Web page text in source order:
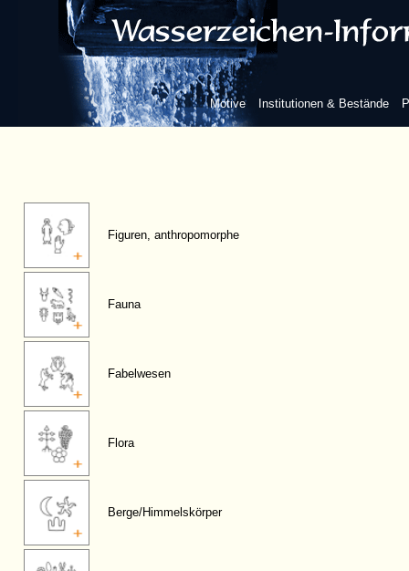
Motive Institutionen & Bestände
Figuren, anthropomorphe
Fauna
Fabelwesen
Flora
Berge/Himmelskörper